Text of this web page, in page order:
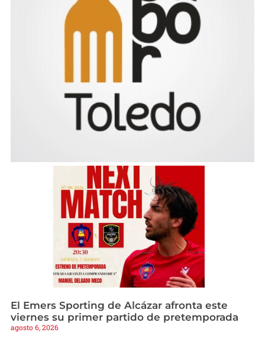
El Emers Sporting de Alcázar afronta este
viernes su primer partido de pretemporada
agosto 6, 2026